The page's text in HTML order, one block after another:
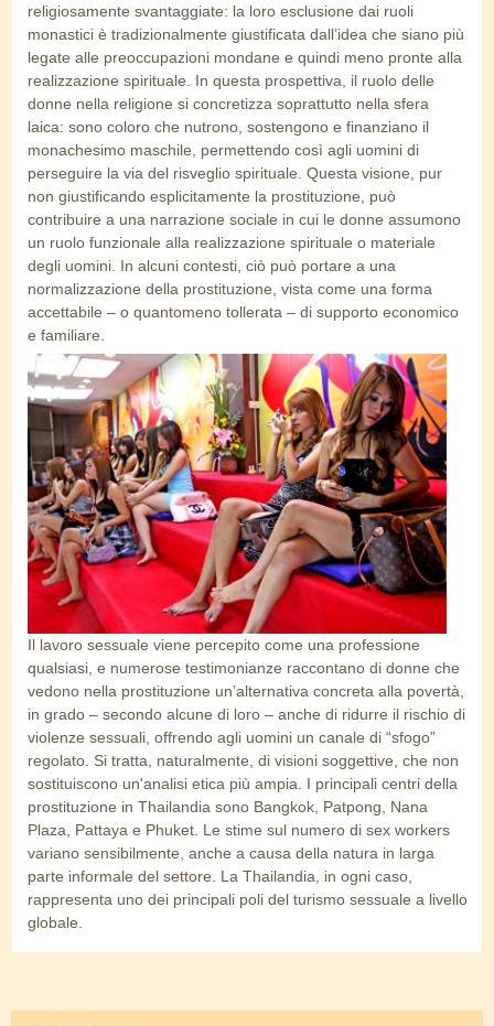
religiosamente svantaggiate: la loro esclusione dai ruoli
monastici è tradizionalmente giustificata dall’idea che siano più
legate alle preoccupazioni mondane e quindi meno pronte alla
realizzazione spirituale. In questa prospettiva, il ruolo delle
donne nella religione si concretizza soprattutto nella sfera
laica: sono coloro che nutrono, sostengono e finanziano il
monachesimo maschile, permettendo così agli uomini di
perseguire la via del risveglio spirituale. Questa visione, pur
non giustificando esplicitamente la prostituzione, può
contribuire a una narrazione sociale in cui le donne assumono
un ruolo funzionale alla realizzazione spirituale o materiale
degli uomini. In alcuni contesti, ciò può portare a una
normalizzazione della prostituzione, vista come una forma
accettabile – o quantomeno tollerata – di supporto economico
e familiare.
prostituzione_thai_2.jpg
Il lavoro sessuale viene percepito come una professione
qualsiasi, e numerose testimonianze raccontano di donne che
vedono nella prostituzione un’alternativa concreta alla povertà,
in grado – secondo alcune di loro – anche di ridurre il rischio di
violenze sessuali, offrendo agli uomini un canale di “sfogo”
regolato. Si tratta, naturalmente, di visioni soggettive, che non
sostituiscono un'analisi etica più ampia. I principali centri della
prostituzione in Thailandia sono Bangkok, Patpong, Nana
Plaza, Pattaya e Phuket. Le stime sul numero di sex workers
variano sensibilmente, anche a causa della natura in larga
parte informale del settore. La Thailandia, in ogni caso,
rappresenta uno dei principali poli del turismo sessuale a livello
globale.